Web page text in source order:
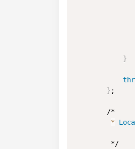
}
} ;
        /*
*
         */